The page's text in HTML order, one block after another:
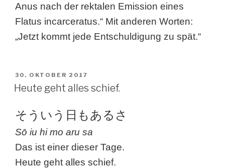
Anus nach der rektalen Emission eines
Flatus incarceratus.“ Mit anderen Worten:
„Jetzt kommt jede Entschuldigung zu spät.“
VERÖFFENTLICHT
AM
30. OKTOBER 2017
Heute geht alles schief.
そういう日もあるさ
Sō iu hi mo aru sa
Das ist einer dieser Tage.
Heute geht alles schief.